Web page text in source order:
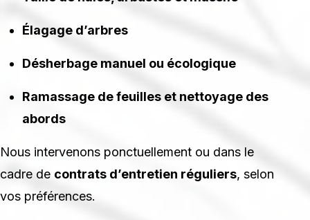
Élagage d’arbres
Désherbage manuel ou écologique
Ramassage de feuilles et nettoyage des
abords
Nous intervenons ponctuellement ou dans le
cadre de contrats d’entretien réguliers, selon
vos préférences.